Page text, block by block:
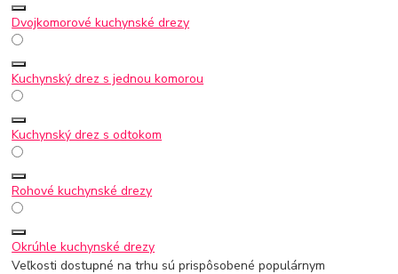
Dvojkomorové kuchynské drezy
Kuchynský drez s jednou komorou
Kuchynský drez s odtokom
Rohové kuchynské drezy
Okrúhle kuchynské drezy
Veľkosti dostupné na trhu sú prispôsobené populárnym